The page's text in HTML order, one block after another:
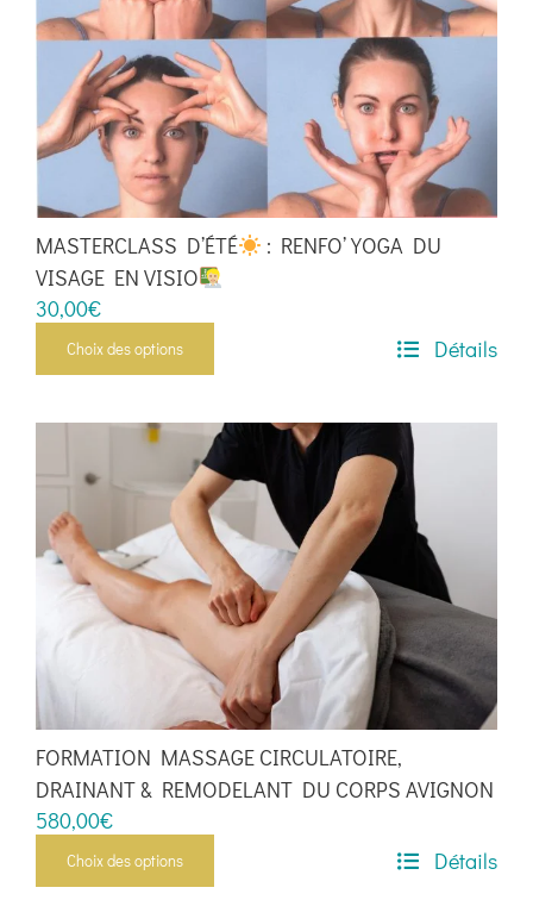
MASTERCLASS D’ÉTÉ
: RENFO’ YOGA DU
VISAGE EN VISIO
30,00€
Choix des options
a
variations.
Les
options
peuvent
sur
la
page
du
produit
Détails
FORMATION MASSAGE CIRCULATOIRE,
DRAINANT & REMODELANT DU CORPS AVIGNON
580,00€
Choix des options Détails